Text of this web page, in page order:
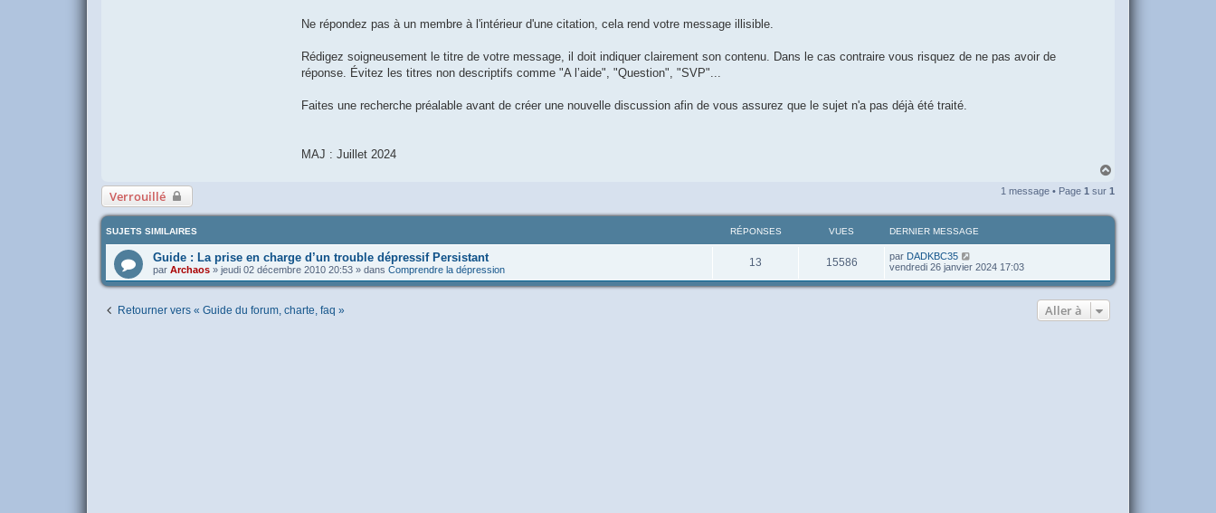
Ne répondez pas à un membre à l'intérieur d'une citation, cela rend votre message illisible.
Rédigez soigneusement le titre de votre message, il doit indiquer clairement son contenu. Dans le cas contraire vous risquez de ne pas avoir de
réponse. Évitez les titres non descriptifs comme "A l’aide", "Question", "SVP"...
Faites une recherche préalable avant de créer une nouvelle discussion afin de vous assurez que le sujet n'a pas déjà été traité.
MAJ : Juillet 2024
u
Verrouillé 1 message • Page 1 sur 1
SUJETS SIMILAIRES RÉPONSES VUES DERNIER MESSAGE
Guide : La prise en charge d’un trouble dépressif Persistant
par Archaos » jeudi 02 décembre 2010 20:53 » dans Comprendre la dépression
13 15586 par DADKBC35
vendredi 26 janvier 2024 17:03
Retourner vers « Guide du forum, charte, faq » Aller à